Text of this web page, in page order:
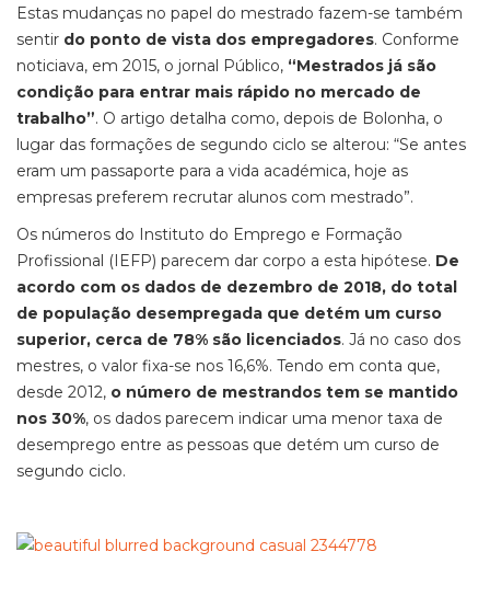
Estas mudanças no papel do mestrado fazem-se também
sentir do ponto de vista dos empregadores. Conforme
noticiava, em 2015, o jornal Público, “Mestrados já são
condição para entrar mais rápido no mercado de
trabalho”. O artigo detalha como, depois de Bolonha, o
lugar das formações de segundo ciclo se alterou: “Se antes
eram um passaporte para a vida académica, hoje as
empresas preferem recrutar alunos com mestrado”.
Os números do Instituto do Emprego e Formação
Profissional (IEFP) parecem dar corpo a esta hipótese. De
acordo com os dados de dezembro de 2018, do total
de população desempregada que detém um curso
superior, cerca de 78% são licenciados. Já no caso dos
mestres, o valor fixa-se nos 16,6%. Tendo em conta que,
desde 2012, o número de mestrandos tem se mantido
nos 30%, os dados parecem indicar uma menor taxa de
desemprego entre as pessoas que detém um curso de
segundo ciclo.